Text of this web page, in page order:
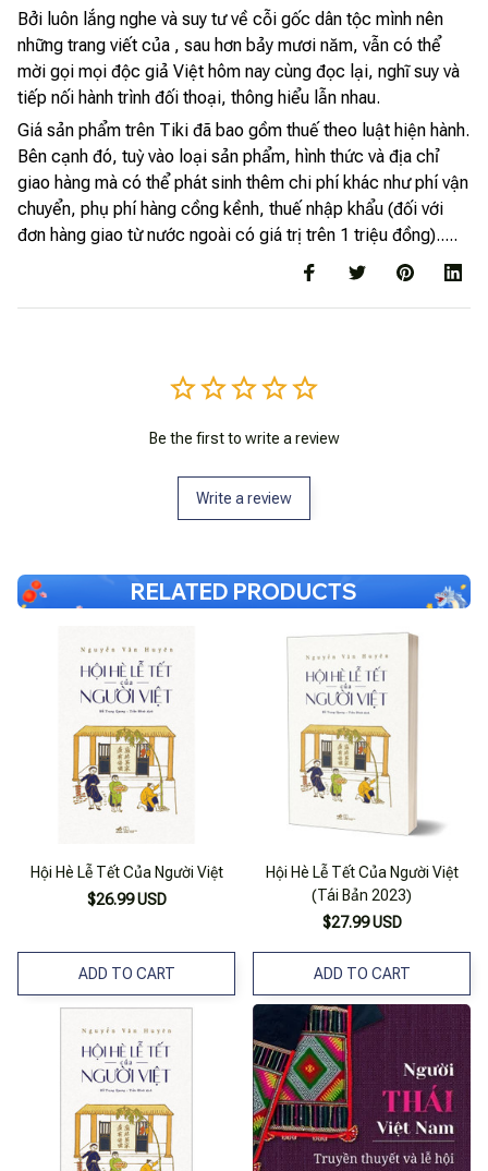
Bởi luôn lắng nghe và suy tư về cỗi gốc dân tộc mình nên
những trang viết của , sau hơn bảy mươi năm, vẫn có thể
mời gọi mọi độc giả Việt hôm nay cùng đọc lại, nghĩ suy và
tiếp nối hành trình đối thoại, thông hiểu lẫn nhau.
Giá sản phẩm trên Tiki đã bao gồm thuế theo luật hiện hành.
Bên cạnh đó, tuỳ vào loại sản phẩm, hình thức và địa chỉ
giao hàng mà có thể phát sinh thêm chi phí khác như phí vận
chuyển, phụ phí hàng cồng kềnh, thuế nhập khẩu (đối với
đơn hàng giao từ nước ngoài có giá trị trên 1 triệu đồng).....
Be the first to write a review
Write a review
RELATED PRODUCTS
Hội Hè Lễ Tết Của Người Việt
$26.99 USD
ADD TO CART
Hội Hè Lễ Tết Của Người Việt
(Tái Bản 2023)
$27.99 USD
ADD TO CART